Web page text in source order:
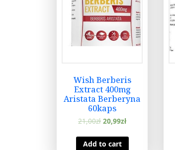
Wish Berberis
Extract 400mg
Aristata Berberyna
60kaps
21,00zł 20,99zł
Add to cart